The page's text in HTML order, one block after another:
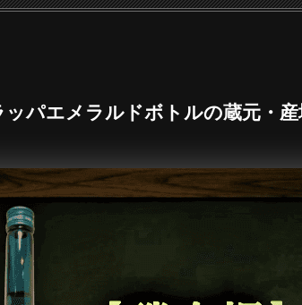
ッパエメラルドボトルの蔵元・